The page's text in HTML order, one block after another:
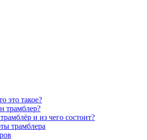
это такое?
трамблер?
и из чего состоит?
трамблера